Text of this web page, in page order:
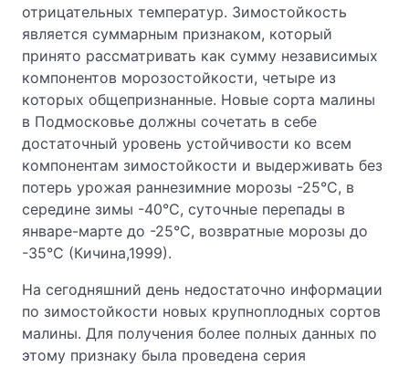
отрицательных температур. Зимостойкость
является суммарным признаком, который
принято рассматривать как сумму независимых
компонентов морозостойкости, четыре из
которых общепризнанные. Новые сорта малины
в Подмосковье должны сочетать в себе
достаточный уровень устойчивости ко всем
компонентам зимостойкости и выдерживать без
потерь урожая раннезимние морозы -25°С, в
середине зимы -40°С, суточные перепады в
январе-марте до -25°С, возвратные морозы до
-35°С (Кичина,1999).
На сегодняшний день недостаточно информации
по зимостойкости новых крупноплодных сортов
малины. Для получения более полных данных по
этому признаку была проведена серия